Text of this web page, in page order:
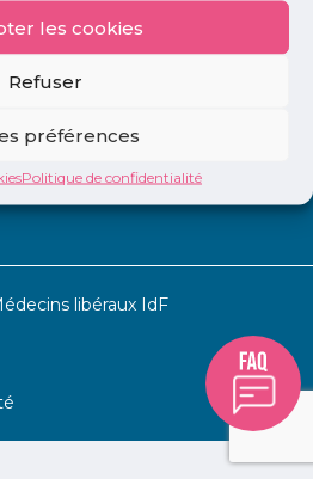
les cookies
Refuser
préférences
Politique de confidentialité
libéraux IdF